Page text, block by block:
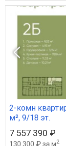
2-комн
м², 9/18 эт.
7 557 390 ₽
130 300 ₽ за м2